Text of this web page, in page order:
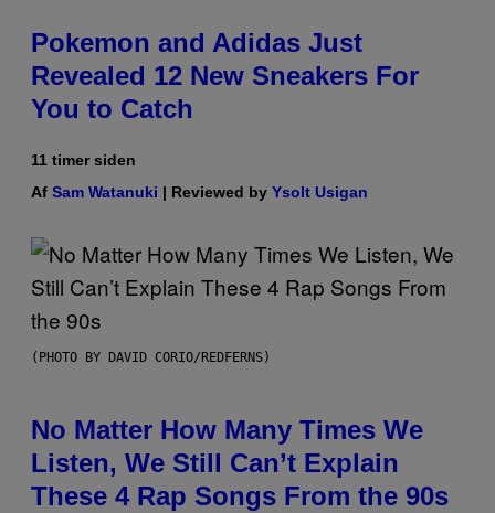
Pokemon and Adidas Just
Revealed 12 New Sneakers For
You to Catch
11 timer siden
Af Sam Watanuki | Reviewed by Ysolt Usigan
(PHOTO BY DAVID CORIO/REDFERNS)
No Matter How Many Times We
Listen, We Still Can’t Explain
These 4 Rap Songs From the 90s